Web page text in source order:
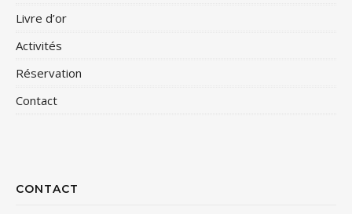
Livre d’or
Activités
Réservation
Contact
CONTACT